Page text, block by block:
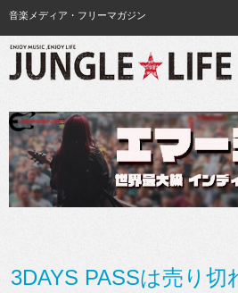
音楽メディア・フリーマガジン
3DAYS PASSは売り切